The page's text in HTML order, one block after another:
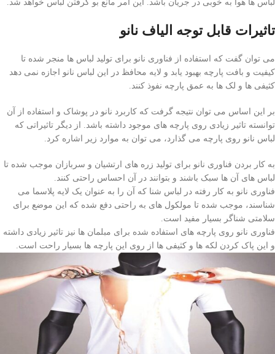
لباس ها هوا به خوبی در جریان باشد. این امر مانع بو گرفتن لباس خواهد شد.
تاثیرات قابل توجه الیاف نانو
می توان گفت که استفاده از فناوری نانو برای تولید لباس ها منجر شده تا
کیفیت و بافت پارچه بهبود یابد و لایه محافظ در این لباس نانو اجازه نمی دهد
کثیفی ها و لک ها به عمق پارچه نفوذ کنند.
بر این اساس می توان نتیجه گرفت که کاربرد نانو در پوشاک و استفاده از آن
توانسته تاثیر زیادی روی پارچه های موجود داشته باشد. از دیگر تاثیراتی که
لباس نانو روی پارچه می گذارد، می توان به موارد زیر اشاره کرد.
به کار بردن فناوری نانو برای تولید زره های ارتشیان و سربازان موجب شده تا
لباس های آن ها سبک باشند و بتوانند در آن احساس راحتی کنند.
فناوری نانو به کار رفته در لباس شنا که آن را به عنوان یک لایه پلاسما می
شناسند، موجب شده تا مولکول های به راحتی دفع شده که این موضع برای
سلامتی شناگر بسیار مفید است.
فناوری نانو روی پارچه های استفاده شده برای مبلمان ها نیز تاثیر زیادی داشته
و این پاک کردن لکه ها و کثیفی ها از روی این پارچه ها بسیار راحت است.